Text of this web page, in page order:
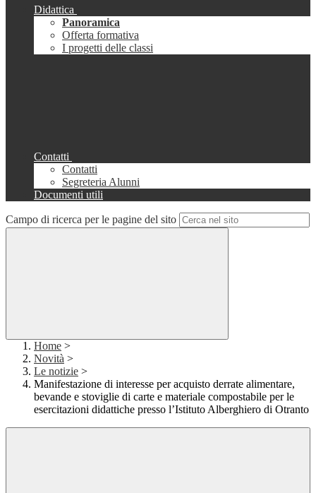
Didattica
Panoramica
Offerta formativa
I progetti delle classi
Contatti
Contatti
Segreteria Alunni
Documenti utili
Campo di ricerca per le pagine del sito
Home >
Novità >
Le notizie >
Manifestazione di interesse per acquisto derrate alimentare,
bevande e stoviglie di carte e materiale compostabile per le
esercitazioni didattiche presso l’Istituto Alberghiero di Otranto